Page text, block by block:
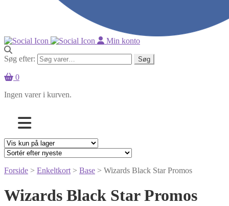
Min konto
Søg efter: Søg
0
Ingen varer i kurven.
Forside > Enkeltkort > Base > Wizards Black Star Promos
Wizards Black Star Promos